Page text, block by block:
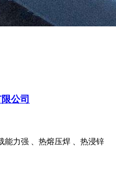
公司
能力强 、热熔压焊 、热浸锌